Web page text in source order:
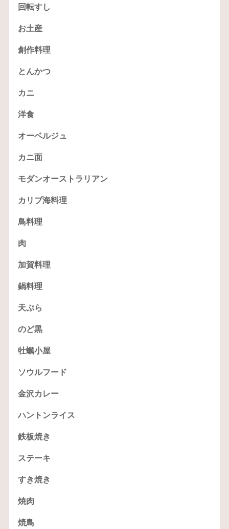
回転すし
お土産
創作料理
とんかつ
カニ
洋食
オーベルジュ
カニ面
モダンオーストラリアン
カリブ海料理
鳥料理
肉
加賀料理
鍋料理
天ぷら
のど黒
牡蠣小屋
ソウルフード
金沢カレー
ハントンライス
鉄板焼き
ステーキ
すき焼き
焼肉
焼鳥